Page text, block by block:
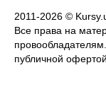
2011-2026 ©
Все права на
публичной офертой.